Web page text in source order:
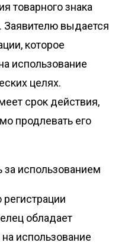
товарного знака
Заявителю выдается
которое
использование
целях.
срок действия,
продлевать его
за использованием
обладает
использование